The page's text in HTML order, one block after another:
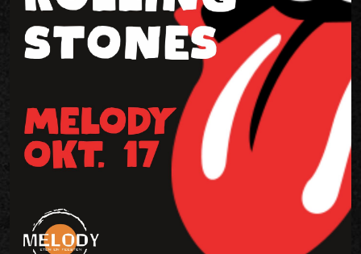
Contact
Tel.0591 - 625 111
Online bestellen